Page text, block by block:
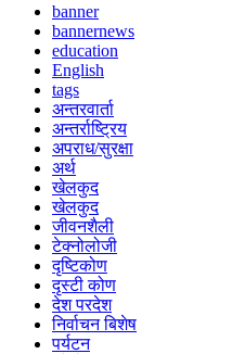
banner
bannernews
education
English
tags
अन्तरवार्ता
अन्तर्राष्ट्रिय
अपराध/सुरक्षा
अर्थ
खेलकुद
खेलकुद
जीवनशैली
टेक्नोलोजी
दृष्टिकोण
दृस्टी कोण
देश परदेश
निर्वाचन बिशेष
पर्यटन